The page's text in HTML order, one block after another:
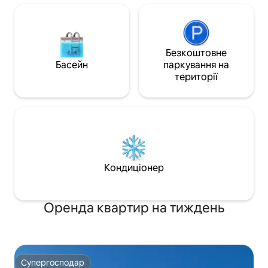
Басейн
Безкоштовне
паркування на
території
Кондиціонер
Оренда квартир на тиждень
Супергосподар